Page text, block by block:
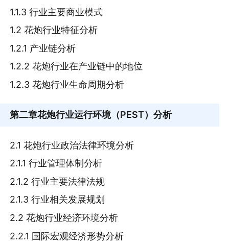
1.1.3 行业主要商业模式
1.2 花炮行业特征分析
1.2.1 产业链分析
1.2.2 花炮行业在产业链中的地位
1.2.3 花炮行业生命周期分析
第二章花炮行业运行环境（PEST）分析
2.1 花炮行业政治法律环境分析
2.1.1 行业管理体制分析
2.1.2 行业主要法律法规
2.1.3 行业相关发展规划
2.2 花炮行业经济环境分析
2.2.1 国际宏观经济形势分析